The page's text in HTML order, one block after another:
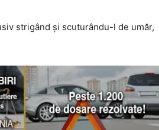
strigând și scuturându-l de umăr,